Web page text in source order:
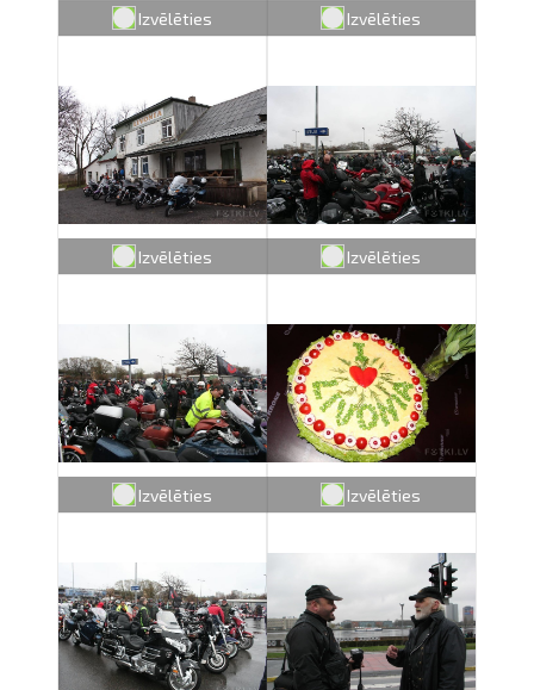
Izvēlēties Izvēlēties
Izvēlēties Izvēlēties
Izvēlēties Izvēlēties